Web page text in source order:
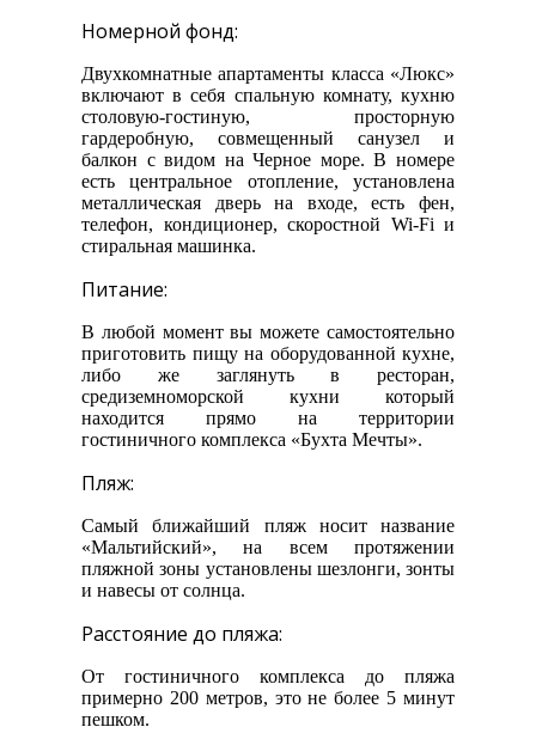
Номерной фонд:
Двухкомнатные апартаменты класса «Люкс»
включают в себя спальную комнату, кухню
столовую-гостиную, просторную
гардеробную, совмещенный санузел и
балкон с видом на Черное море. В номере
есть центральное отопление, установлена
металлическая дверь на входе, есть фен,
телефон, кондиционер, скоростной Wi-Fi и
стиральная машинка.
Питание:
В любой момент вы можете самостоятельно
приготовить пищу на оборудованной кухне,
либо же заглянуть в ресторан,
средиземноморской кухни который
находится прямо на территории
гостиничного комплекса «Бухта Мечты».
Пляж:
Самый ближайший пляж носит название
«Мальтийский», на всем протяжении
пляжной зоны установлены шезлонги, зонты
и навесы от солнца.
Расстояние до пляжа:
От гостиничного комплекса до пляжа
примерно 200 метров, это не более 5 минут
пешком.